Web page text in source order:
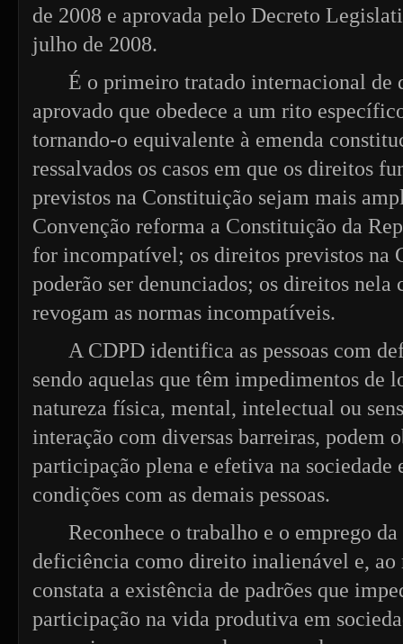
de 2008 e aprovada pelo Decreto
julho de 2008.
É o primeiro tratado internacional de
aprovado que obedece a um rito
tornando-o equivalente à emenda
ressalvados os casos em que os direitos
previstos na Constituição sejam mais
Convenção reforma a Constituição da
for incompatível; os direitos previstos na
poderão ser denunciados; os direitos nela
revogam as normas incompatíveis.
A CDPD identifica as pessoas com
sendo aquelas que têm impedimentos de
natureza física, mental, intelectual ou
interação com diversas barreiras, podem
participação plena e efetiva na sociedade
condições com as demais pessoas.
Reconhece o trabalho e o emprego da
deficiência como direito inalienável e, ao
constata a existência de padrões que
participação na vida produtiva em